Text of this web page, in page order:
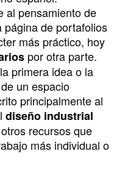
al pensamiento de
página de portafolios
más práctico, hoy
por otra parte.
primera idea o la
un espacio
principalmente al
diseño industrial
recursos que
más individual o